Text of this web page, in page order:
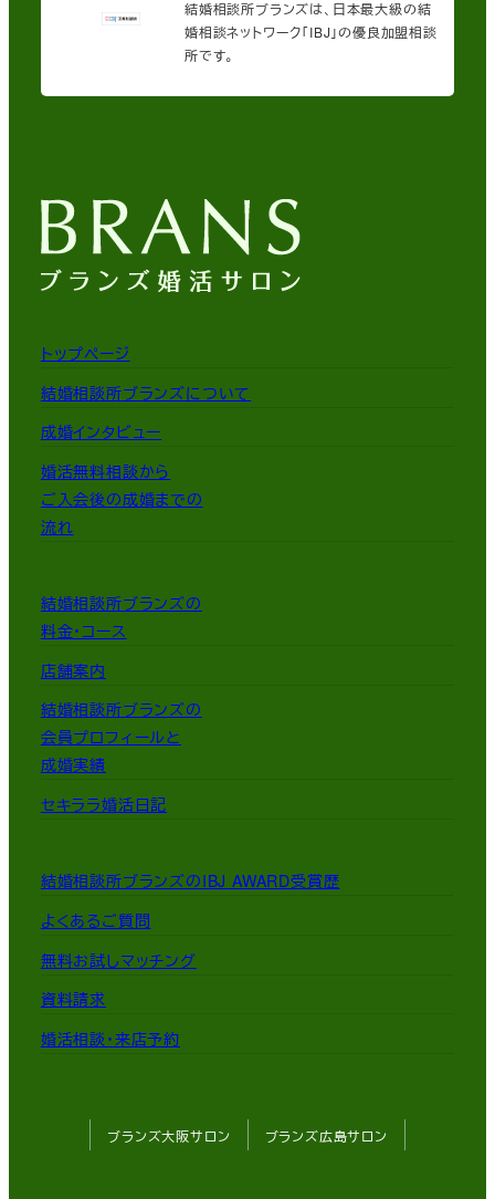
結婚相談所ブランズは、日本最大級の結
婚相談ネットワーク「IBJ」の優良加盟相談
所です。
トップページ
結婚相談所ブランズについて
成婚インタビュー
婚活無料相談から
ご入会後の成婚までの
流れ
結婚相談所ブランズの
料金・コース
店舗案内
結婚相談所ブランズの
会員プロフィールと
成婚実績
セキララ婚活日記
結婚相談所ブランズのIBJ AWARD受賞歴
よくあるご質問
無料お試しマッチング
資料請求
婚活相談・来店予約
ブランズ大阪サロン ブランズ広島サロン